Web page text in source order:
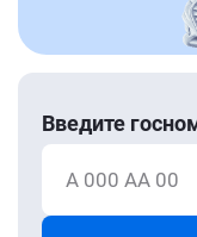
Введите
А 000 АА 00